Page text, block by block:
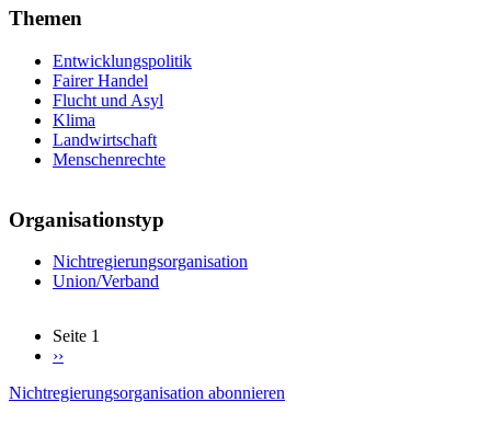
Themen
Entwicklungspolitik
Fairer Handel
Flucht und Asyl
Klima
Landwirtschaft
Menschenrechte
Organisationstyp
Nichtregierungsorganisation
Union/Verband
Seitennummerierung
Seite 1
Nächste
››
Nichtregierungsorganisation abonnieren